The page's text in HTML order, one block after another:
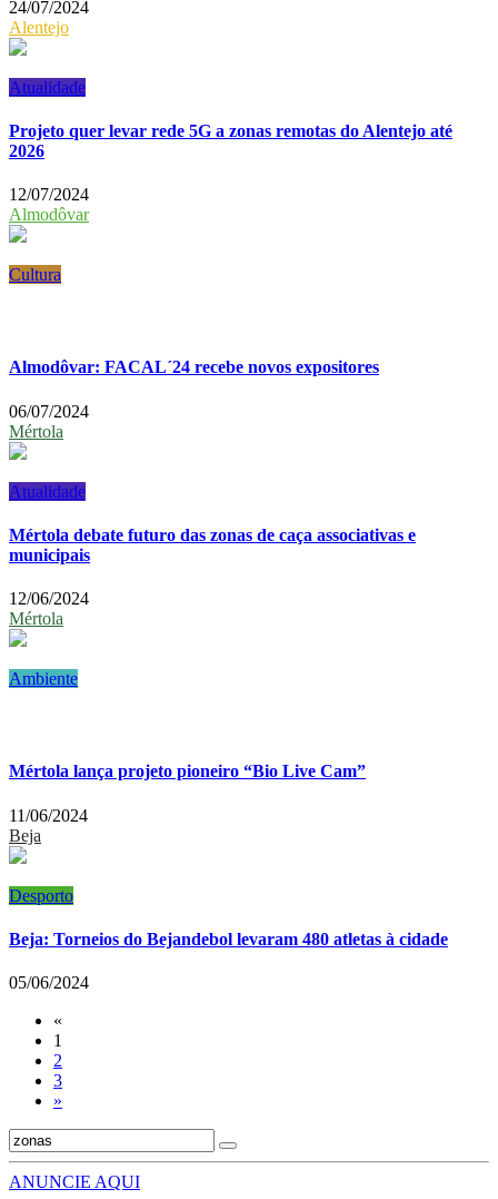
24/07/2024
Alentejo
Atualidade
Projeto quer levar rede 5G a zonas remotas do Alentejo até
2026
12/07/2024
Almodôvar
Cultura
Almodôvar: FACAL´24 recebe novos expositores
06/07/2024
Mértola
Atualidade
Mértola debate futuro das zonas de caça associativas e
municipais
12/06/2024
Mértola
Ambiente
Mértola lança projeto pioneiro “Bio Live Cam”
11/06/2024
Beja
Desporto
Beja: Torneios do Bejandebol levaram 480 atletas à cidade
05/06/2024
«
1
2
3
»
ANUNCIE AQUI